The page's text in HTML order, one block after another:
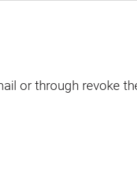
or through revoke